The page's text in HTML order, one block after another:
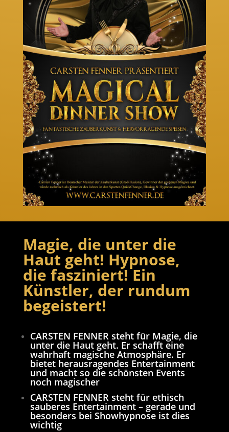
Magie, die unter die
Haut geht! Hypnose,
die fasziniert! Ein
Künstler, der rundum
begeistert!
CARSTEN FENNER steht für Magie, die
unter die Haut geht. Er schafft eine
wahrhaft magische Atmosphäre. Er
bietet herausragendes Entertainment
und macht so die schönsten Events
noch magischer
CARSTEN FENNER steht für ethisch
sauberes Entertainment – gerade und
besonders bei Showhypnose ist dies
wichtig